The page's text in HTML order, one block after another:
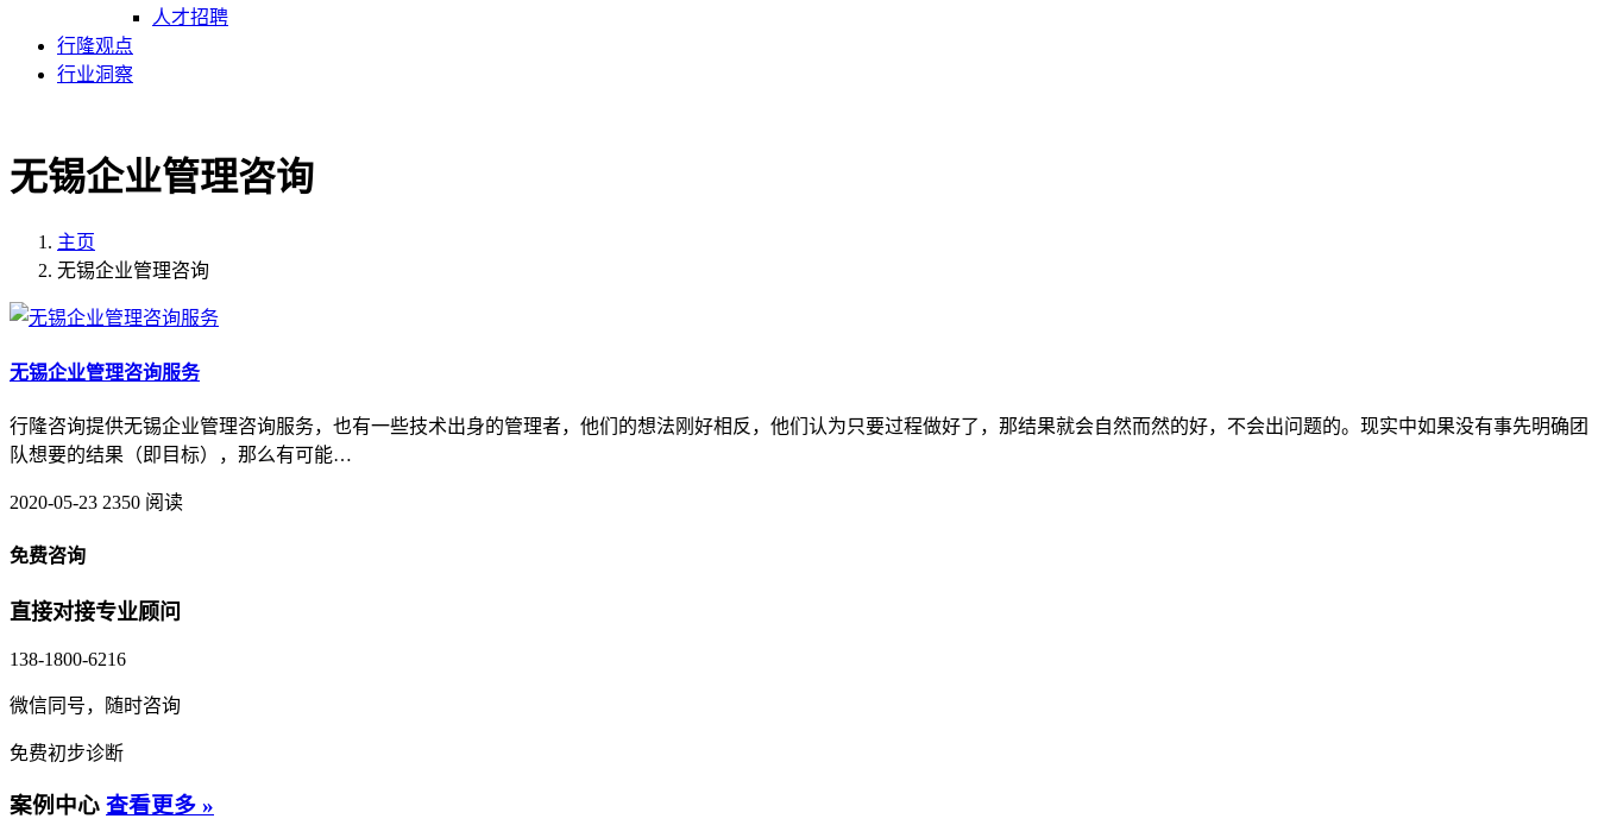
人才招聘
行隆观点
行业洞察
无锡企业管理咨询
主页
无锡企业管理咨询
无锡企业管理咨询服务
行隆咨询提供无锡企业管理咨询服务，也有一些技术出身的管理者，他们的想法刚好相反，他们认为只要过程做好了，那结果就会自然而然的好，不会出问题的。现实中如果没有事先明确团
队想要的结果（即目标），那么有可能…
2020-05-23 2350 阅读
免费咨询
直接对接专业顾问
138-1800-6216
微信同号，随时咨询
免费初步诊断
案例中心 查看更多 »